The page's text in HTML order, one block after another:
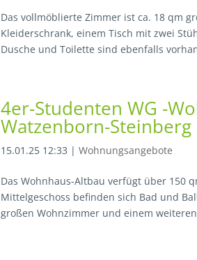
Das vollmöblierte Zimmer ist ca. 18 qm
Kleiderschrank, einem Tisch mit zwei
Dusche und Toilette sind ebenfalls
4er-Studenten WG -
Watzenborn-
15.01.25 12:33 | Wohnungsangebote
Das Wohnhaus-Altbau verfügt über 150
Mittelgeschoss befinden sich Bad und
großen Wohnzimmer und einem